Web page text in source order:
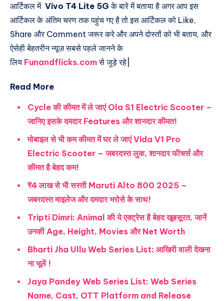
आर्टिकल में Vivo T4 Lite 5G के बारे में बताया है अगर आप इस
आर्टिकल के अंतिम चरण तक पहुंच गए है तो इस आर्टिकल को Like,
Share और Comment जरूर करे और अपने दोस्तों को भी बताय, और
ऐसेही बेहतरीन न्यूज़ सबसे पहले जानने के
लिय Funandflicks.comसे जुड़े रहे|
Read More
Cycle की कीमत में ले जाएं Ola S1 Electric Scooter –
जानिए इसके दमदार Features और शानदार कीमत!
मोबाइल से भी कम कीमत में घर ले जाएं Vida V1 Pro
Electric Scooter – जबरदस्त लुक, शानदार फीचर्स और
कीमत है बेहद कम!
₹4 लाख से भी सस्ती Maruti Alto 800 2025 –
जबरदस्त माइलेज और दमदार भरोसे के साथ!
Tripti Dimri: Animal की ये एक्ट्रेस है बेहद खूबसूरत, जानें
उनकी Age, Height, Movies और Net Worth
Bharti Jha Ullu Web Series List: आखिरी वाली देखना
ना भूलें !
Jaya Pandey Web Series List: Web Series
Name, Cast, OTT Platform and Release